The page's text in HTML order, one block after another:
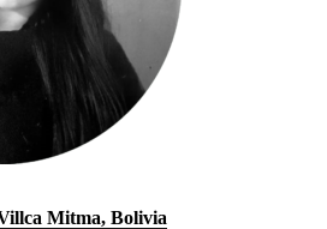
Mitma, Bolivia